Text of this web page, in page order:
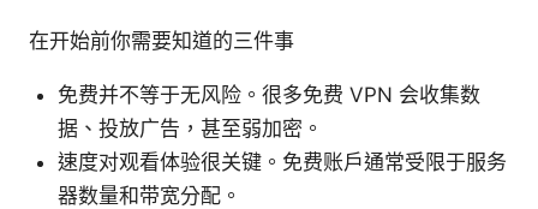
在开始前你需要知道的三件事
免费并不等于无风险。很多免费 VPN 会收集数
据、投放广告，甚至弱加密。
速度对观看体验很关键。免费账户通常受限于服务
器数量和带宽分配。